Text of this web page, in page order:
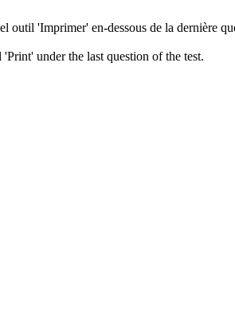
outil 'Imprimer' en-dessous de la dernière
'Print' under the last question of the test.